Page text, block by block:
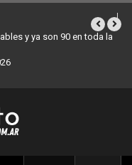
esta semana a Villa